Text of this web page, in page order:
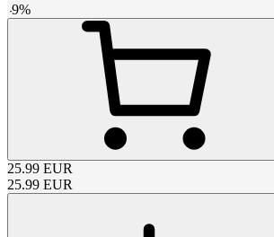
-9%
25.99 EUR
25.99 EUR